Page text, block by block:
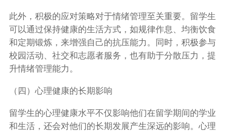
此外，积极的应对策略对于情绪管理至关重要。留学生
可以通过保持健康的生活方式，如规律作息、均衡饮食
和定期锻炼，来增强自己的抗压能力。同时，积极参与
校园活动、社交和志愿者服务，也有助于分散压力，提
升情绪管理能力。
（四）心理健康的长期影响
留学生的心理健康水平不仅影响他们在留学期间的学业
和生活，还会对他们的长期发展产生深远的影响。心理